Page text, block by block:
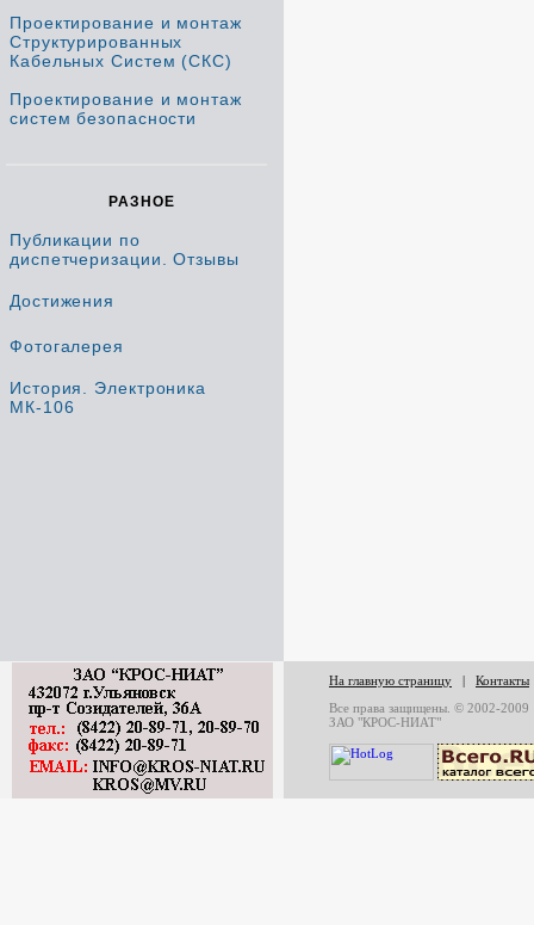
Проектирование и монтаж
Структурированных
Кабельных Систем (СКС)
Проектирование и монтаж
систем безопасности
РАЗНОЕ
Публикации по
диспетчеризации. Отзывы
Достижения
Фотогалерея
История. Электроника
МК-106
На главную страницу | Контакты
Все права защищены. © 2002-2009
ЗАО "КРОС-НИАТ"